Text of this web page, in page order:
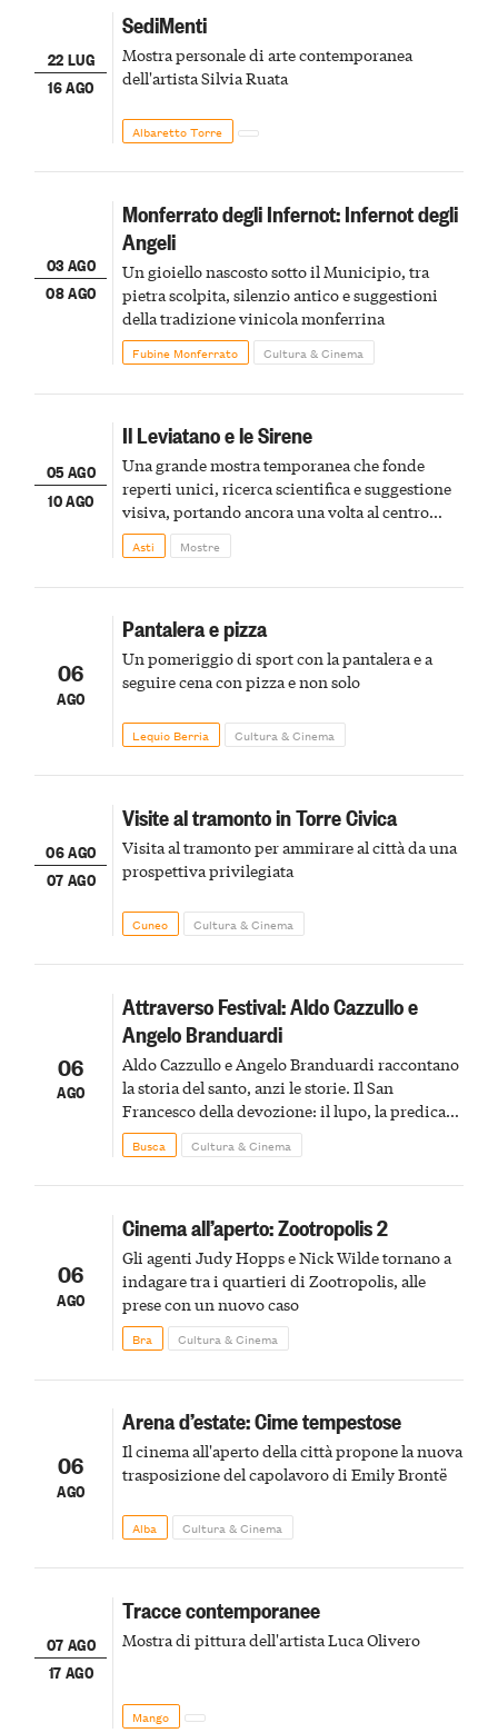
22 LUG
16 AGO
SediMenti
Mostra personale di arte contemporanea
dell'artista Silvia Ruata
Albaretto Torre
03 AGO
08 AGO
Monferrato degli Infernot: Infernot degli
Angeli
Un gioiello nascosto sotto il Municipio, tra
pietra scolpita, silenzio antico e suggestioni
della tradizione vinicola monferrina
Fubine Monferrato Cultura & Cinema
05 AGO
10 AGO
Il Leviatano e le Sirene
Una grande mostra temporanea che fonde
reperti unici, ricerca scientifica e suggestione
visiva, portando ancora una volta al centro
della scena le meraviglie del passato astigiano
Asti Mostre
06
AGO
Pantalera e pizza
Un pomeriggio di sport con la pantalera e a
seguire cena con pizza e non solo
Lequio Berria Cultura & Cinema
06 AGO
07 AGO
Visite al tramonto in Torre Civica
Visita al tramonto per ammirare al città da una
prospettiva privilegiata
Cuneo Cultura & Cinema
06
AGO
Attraverso Festival: Aldo Cazzullo e
Angelo Branduardi
Aldo Cazzullo e Angelo Branduardi raccontano
la storia del santo, anzi le storie. Il San
Francesco della devozione: il lupo, la predica
agli uccelli, le stimmate
Busca Cultura & Cinema
06
AGO
Cinema all’aperto: Zootropolis 2
Gli agenti Judy Hopps e Nick Wilde tornano a
indagare tra i quartieri di Zootropolis, alle
prese con un nuovo caso
Bra Cultura & Cinema
06
AGO
Arena d’estate: Cime tempestose
Il cinema all'aperto della città propone la nuova
trasposizione del capolavoro di Emily Brontë
Alba Cultura & Cinema
07 AGO
17 AGO
Tracce contemporanee
Mostra di pittura dell'artista Luca Olivero
Mango